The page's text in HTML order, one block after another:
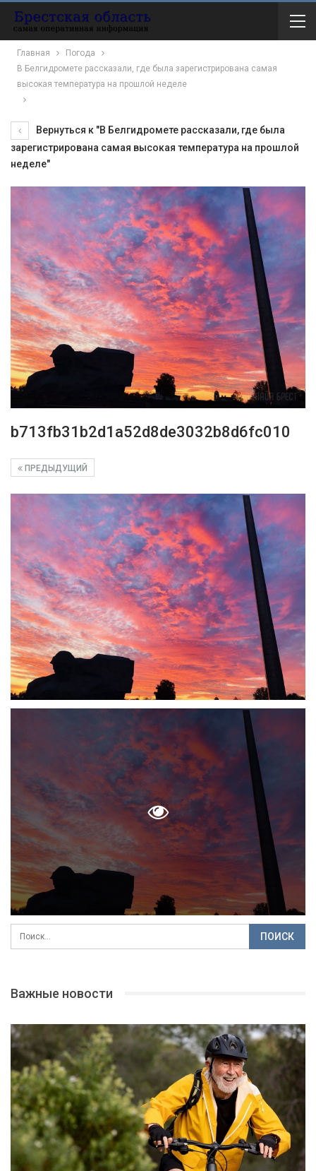
Главная
Погода
В Белгидромете рассказали, где была зарегистрирована самая
высокая температура на прошлой неделе
Вернуться к "В Белгидромете рассказали, где была
зарегистрирована самая высокая температура на прошлой
неделе"
b713fb31b2d1a52d8de3032b8d6fc010
ПРЕДЫДУЩИЙ
Важные новости